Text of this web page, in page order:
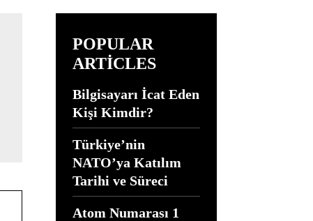
POPULAR
ARTICLES
Bilgisayarı İcat Eden
Kişi Kimdir?
Türkiye’nin
NATO’ya Katılım
Tarihi ve Süreci
Atom Numarası 1